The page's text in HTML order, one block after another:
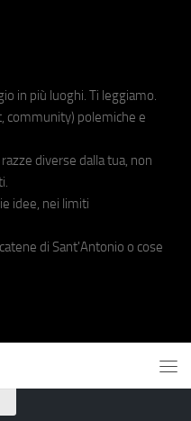
in più luoghi. Ti leggiamo.
community) polemiche e
diverse dalla tua, non
idee, nei limiti
di Sant'Antonio o cose